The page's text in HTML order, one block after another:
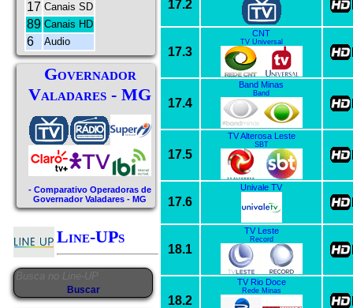
17 Canais SD
89 Canais HD
6 Audio
Governador
Valadares - MG
- Comparativo Operadoras de
Governador Valadares - MG
Line-UPs
17.2
17.3
CNT
TV Universal
17.4
Band Minas
Band
17.5
TV Alterosa Leste
SBT
17.6
Univale TV
18.1
TV Leste
Record
18.2
TV Rio Doce
Rede Minas